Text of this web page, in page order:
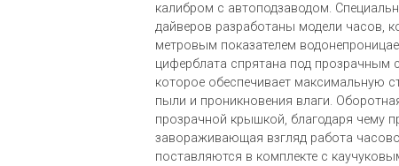
калибром с автоподзаводом.
дайверов разработаны модели часов,
метровым показателем
циферблата спрятана под прозрачным
которое обеспечивает максимальную
пыли и проникновения влаги.
прозрачной крышкой, благодаря чему
завораживающая взгляд работа
поставляются в комплекте с